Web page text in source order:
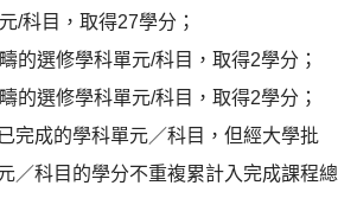
/科目，取得27學分；
的選修學科單元/科目，取得2學分；
的選修學科單元/科目，取得2學分；
完成的學科單元／科目，但經大學批
／科目的學分不重複累計入完成課程總